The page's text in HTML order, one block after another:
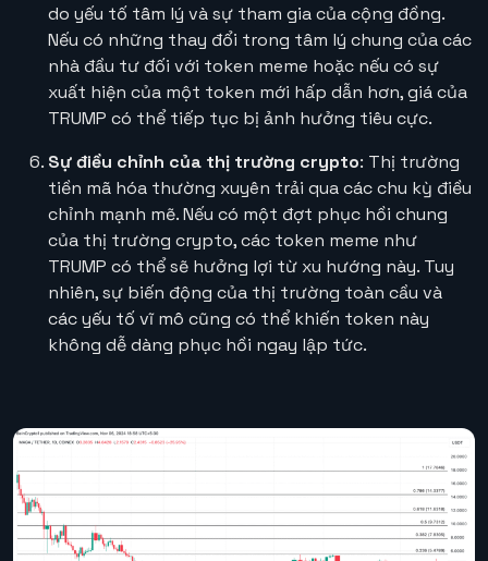
do yếu tố tâm lý và sự tham gia của cộng đồng.
Nếu có những thay đổi trong tâm lý chung của các
nhà đầu tư đối với token meme hoặc nếu có sự
xuất hiện của một token mới hấp dẫn hơn, giá của
TRUMP có thể tiếp tục bị ảnh hưởng tiêu cực.
Sự điều chỉnh của thị trường crypto: Thị trường
tiền mã hóa thường xuyên trải qua các chu kỳ điều
chỉnh mạnh mẽ. Nếu có một đợt phục hồi chung
của thị trường crypto, các token meme như
TRUMP có thể sẽ hưởng lợi từ xu hướng này. Tuy
nhiên, sự biến động của thị trường toàn cầu và
các yếu tố vĩ mô cũng có thể khiến token này
không dễ dàng phục hồi ngay lập tức.